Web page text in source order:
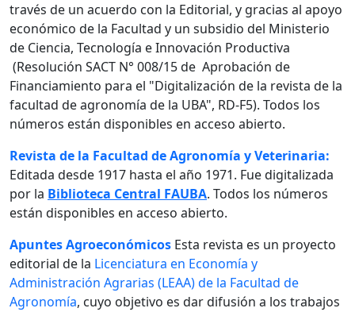
través de un acuerdo con la Editorial, y gracias al apoyo
económico de la Facultad y un subsidio del Ministerio
de Ciencia, Tecnología e Innovación Productiva
(Resolución SACT N° 008/15 de Aprobación de
Financiamiento para el "Digitalización de la revista de la
facultad de agronomía de la UBA", RD-F5). Todos los
números están disponibles en acceso abierto.
Revista de la Facultad de Agronomía y Veterinaria:
Editada desde 1917 hasta el año 1971. Fue digitalizada
por la Biblioteca Central FAUBA. Todos los números
están disponibles en acceso abierto.
Apuntes Agroeconómicos Esta revista es un proyecto
editorial de la Licenciatura en Economía y
Administración Agrarias (LEAA) de la Facultad de
Agronomía, cuyo objetivo es dar difusión a los trabajos